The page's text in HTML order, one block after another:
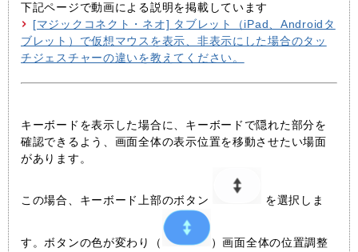
下記ページで動画による説明を掲載しています
[マジックコネクト・ネオ] タブレット（iPad、Androidタ
ブレット）で仮想マウスを表示、非表示にした場合のタッ
チジェスチャーの違いを教えてください。
キーボードを表示した場合に、キーボードで隠れた部分を
確認できるよう、画面全体の表示位置を移動させたい場面
があります。
この場合、キーボード上部のボタン を選択しま
す。ボタンの色が変わり（
）画面全体の位置調整